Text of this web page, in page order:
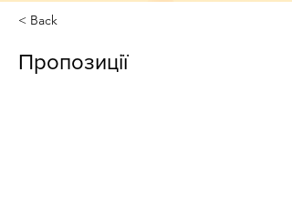
< Back
Пропозиції